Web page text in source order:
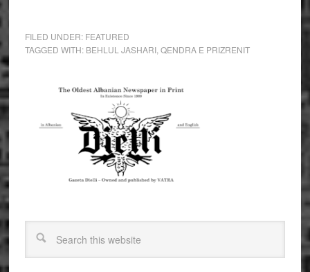
FILED UNDER: FEATURED
TAGGED WITH: BEHLUL JASHARI, QENDRA E PRIZRENIT